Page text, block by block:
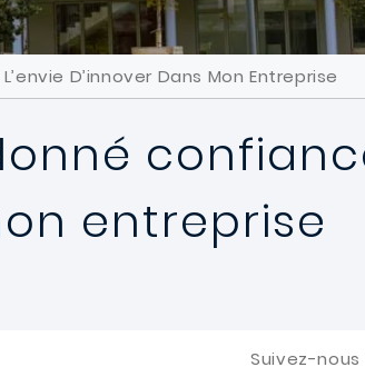
D’innover Dans Mon Entreprise
entreprise
Suivez-nous